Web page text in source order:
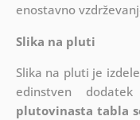
enostavno
Slika na pluti
Slika na pluti je
edinstven
plutovinasta tabla